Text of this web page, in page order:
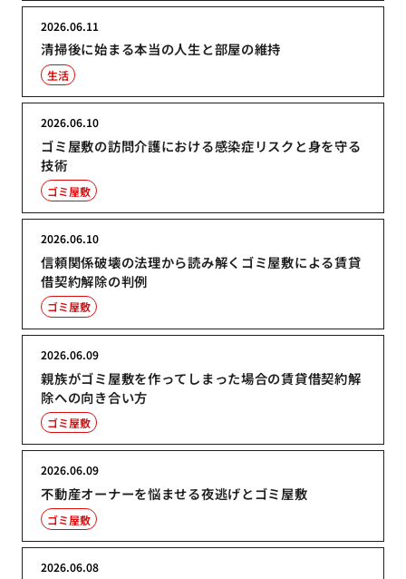
清掃後に始まる本当の人生と部屋の維持
2026.06.11
生活
ゴミ屋敷の訪問介護における感染症リスクと身を守る
技術
2026.06.10
ゴミ屋敷
信頼関係破壊の法理から読み解くゴミ屋敷による賃貸
借契約解除の判例
2026.06.10
ゴミ屋敷
親族がゴミ屋敷を作ってしまった場合の賃貸借契約解
除への向き合い方
2026.06.09
ゴミ屋敷
不動産オーナーを悩ませる夜逃げとゴミ屋敷
2026.06.09
ゴミ屋敷
2026.06.08